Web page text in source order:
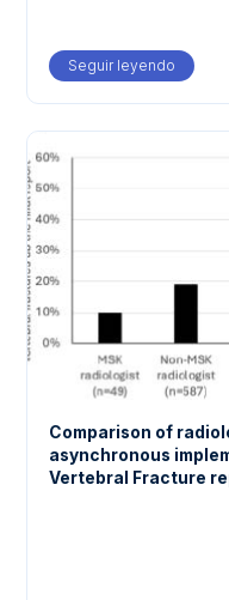
Seguir leyendo about
Comparison of
asynchronous
Vertebral Fracture